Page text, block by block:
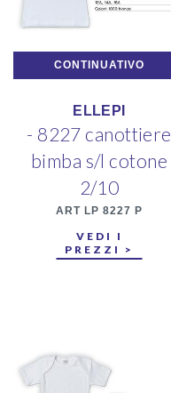
CONTINUATIVO
ELLEPI
- 8227 canottiere
bimba s/l cotone
2/10
ART LP 8227 P
VEDI I
PREZZI >